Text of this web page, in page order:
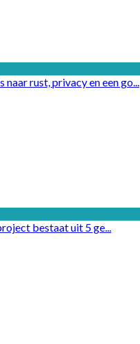
rust, privacy en een go...
bestaat uit 5 ge...